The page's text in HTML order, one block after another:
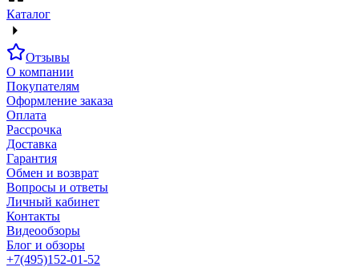
Каталог
Отзывы
О компании
Покупателям
Оформление заказа
Оплата
Рассрочка
Доставка
Гарантия
Обмен и возврат
Вопросы и ответы
Личный кабинет
Контакты
Видеообзоры
Блог и обзоры
+7(495)152-01-52